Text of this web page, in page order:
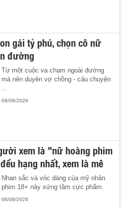
gái tỷ phú, chọn cô nữ
đường
Từ một cuộc va chạm ngoài đường
mà nên duyên vợ chồng - câu chuyện
...
08/08/2026
xem là "nữ hoàng phim
hạng nhất, xem là mê
Nhan sắc và vóc dáng của mỹ nhân
phim 18+ này xứng tầm cực phẩm.
08/08/2026